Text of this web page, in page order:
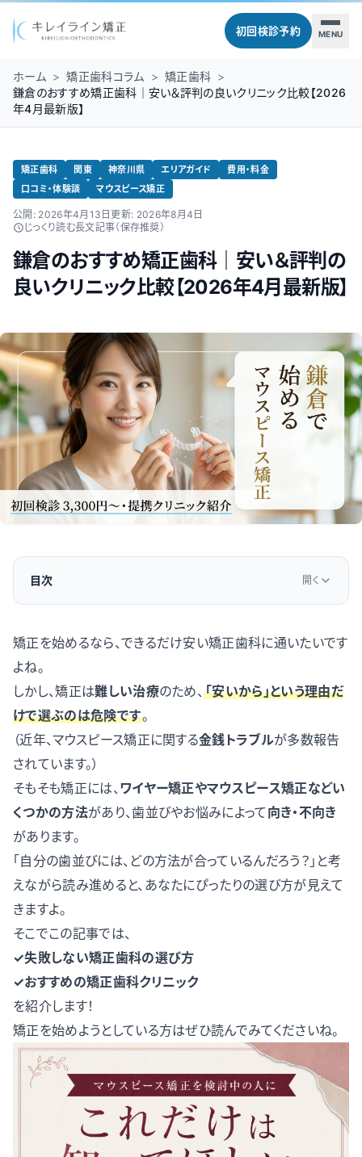
初回検診予約 MENU
ホーム > 矯正歯科コラム > 矯正歯科 >
鎌倉のおすすめ矯正歯科｜安い＆評判の良いクリニック比較【2026
年4月最新版】
矯正歯科 関東 神奈川県 エリアガイド
費用・料金
口コミ・体験談
マウスピース矯正
公開: 2026年4月13日更新: 2026年8月4日
じっくり読む長文記事（保存推奨）
鎌倉のおすすめ矯正歯科｜安い＆評判の
良いクリニック比較【2026年4月最新版】
目次 開く
矯正を始めるなら、できるだけ安い矯正歯科に通いたいです
よね。
しかし、矯正は難しい治療のため、「安いから」という理由だ
けで選ぶのは危険です。
（近年、マウスピース矯正に関する金銭トラブルが多数報告
されています。）
そもそも矯正には、 ワイヤー矯正やマウスピース矯正などい
くつかの方法があり、歯並びやお悩みによって 向き・不向き
があります。
「自分の歯並びには、どの方法が合っているんだろう？」と考
えながら読み進めると、あなたにぴったりの選び方が見えて
きますよ。
そこでこの記事では、
✓失敗しない矯正歯科の選び方
✓おすすめの矯正歯科クリニック
を紹介します！
矯正を始めようとしている方はぜひ読んでみてくださいね。